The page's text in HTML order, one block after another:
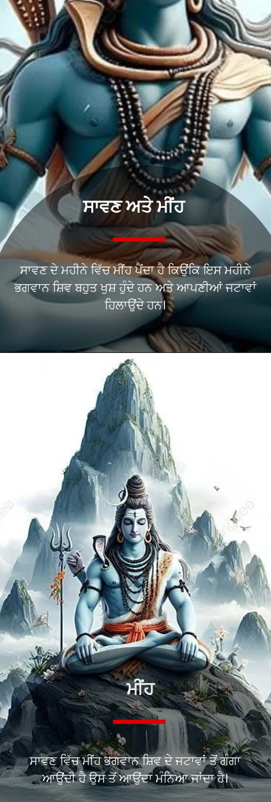
ਸਾਵਣ ਦੇ ਮਹੀਨੇ ਵਿੱਚ ਮੀਂਹ ਪੈਂਦਾ ਹੈ ਕਿਉਂਕਿ ਇਸ ਮਹੀਨੇ
ਭਗਵਾਨ ਸ਼ਿਵ ਬਹੁਤ ਖੁਸ਼ ਹੁੰਦੇ ਹਨ ਅਤੇ ਆਪਣੀਆਂ ਜਟਾਵਾਂ
ਹਿਲਾਉਂਦੇ ਹਨ।
ਸਾਵਣ ਅਤੇ ਮੀਂਹ
ਸਾਵਣ ਵਿੱਚ ਮੀਂਹ ਭਗਵਾਨ ਸ਼ਿਵ ਦੇ ਜਟਾਵਾਂ ਤੋਂ ਗੰਗਾ
ਆਉਂਦੀ ਹੈ ਉਸ ਤੋਂ ਆਉਂਦਾ ਮੰਨਿਆ ਜਾਂਦਾ ਹੈ।
ਮੀਂਹ